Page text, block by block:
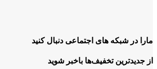
مارا در شبکه های اجتماعی دنبال کنید
از جدیدترین تخفیف‌ها باخبر شوید